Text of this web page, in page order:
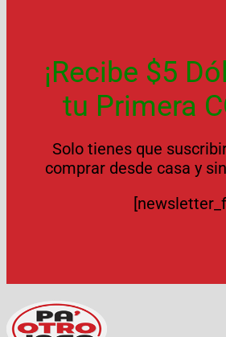
¡Recibe $5
tu Primera
Solo tienes que
comprar desde casa y